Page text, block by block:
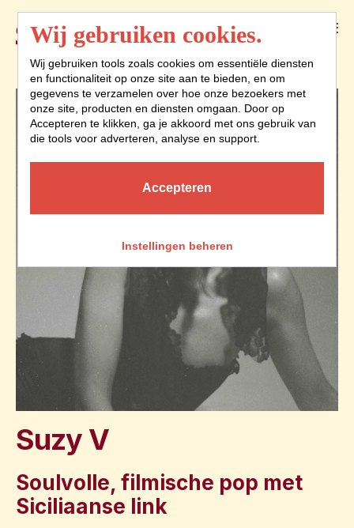
Suzy V
Soulvolle, filmische pop met
Siciliaanse link
Wij gebruiken cookies.
Wij gebruiken tools zoals cookies om essentiële diensten
en functionaliteit op onze site aan te bieden, en om
gegevens te verzamelen over hoe onze bezoekers met
onze site, producten en diensten omgaan. Door op
Accepteren te klikken, ga je akkoord met ons gebruik van
die tools voor adverteren, analyse en support.
Accepteren
Instellingen beheren